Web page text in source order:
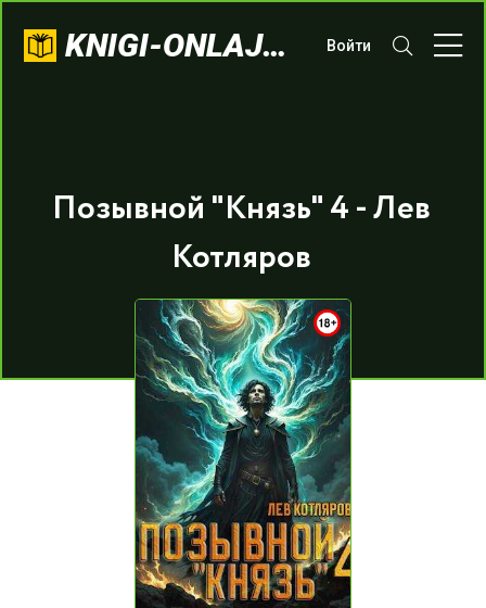
KNIGI-ONLAJN.COM Войти
Позывной "Князь" 4 - Лев
Котляров